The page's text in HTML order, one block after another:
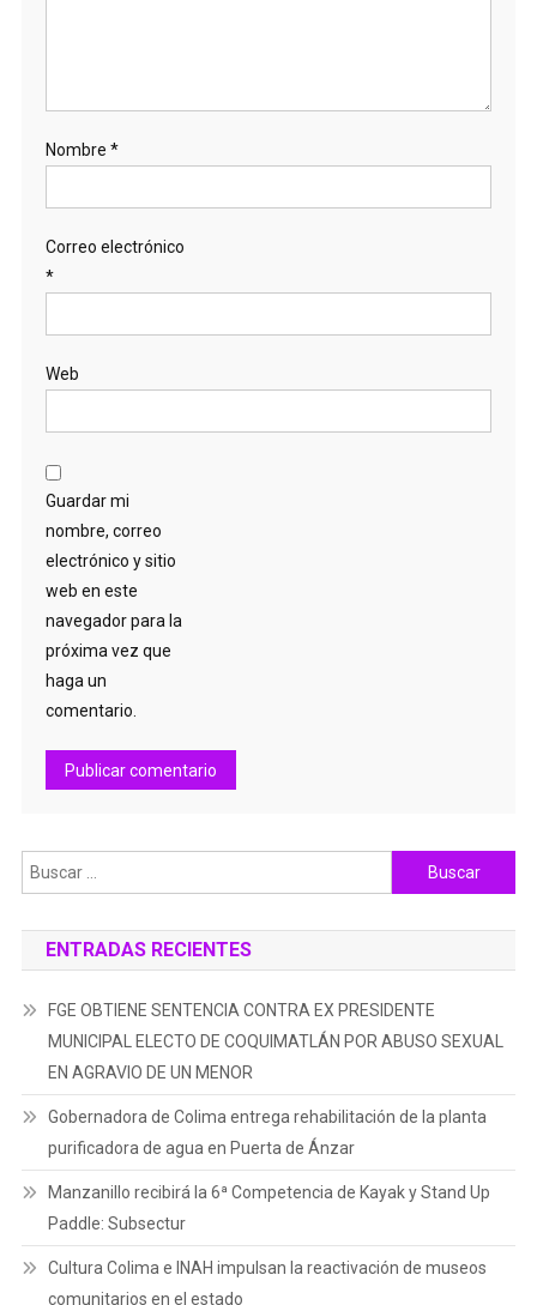
Nombre *
Correo electrónico
*
Web
Guardar mi
nombre, correo
electrónico y sitio
web en este
navegador para la
próxima vez que
haga un
comentario.
Buscar:
ENTRADAS RECIENTES
FGE OBTIENE SENTENCIA CONTRA EX PRESIDENTE
MUNICIPAL ELECTO DE COQUIMATLÁN POR ABUSO SEXUAL
EN AGRAVIO DE UN MENOR
Gobernadora de Colima entrega rehabilitación de la planta
purificadora de agua en Puerta de Ánzar
Manzanillo recibirá la 6ª Competencia de Kayak y Stand Up
Paddle: Subsectur
Cultura Colima e INAH impulsan la reactivación de museos
comunitarios en el estado